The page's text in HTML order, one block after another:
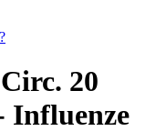
20
Influenze